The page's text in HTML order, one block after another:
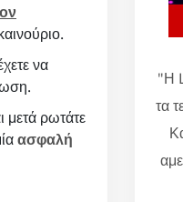
να
μετά ρωτάτε
ασφαλή
"Η
τα